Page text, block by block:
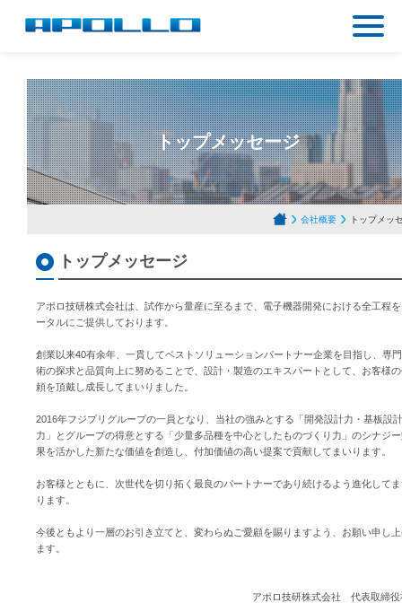
トップメッセージ
会社概要 トップメッ
トップメッセージ
アポロ技研株式会社は、試作から量産に至るまで、電子機器開発における全工程
ータルにご提供しております。
創業以来40有余年、一貫してベストソリューションパートナー企業を目指し、専
術の探求と品質向上に努めることで、設計・製造のエキスパートとして、お客様
頼を頂戴し成長してまいりました。
2016年フジプリグループの一員となり、当社の強みとする「開発設計力・基板設計
力」とグループの得意とする「少量多品種を中心としたものづくり力」のシナジ
果を活かした新たな価値を創造し、付加価値の高い提案で貢献してまいります。
お客様とともに、次世代を切り拓く最良のパートナーであり続けるよう進化して
ります。
今後ともより一層のお引き立てと、変わらぬご愛顧を賜りますよう、お願い申し
ます。
アポロ技研株式会社 代表取締役